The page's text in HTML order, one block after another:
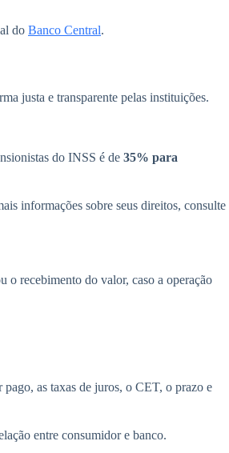
do Banco Central.
justa e transparente pelas instituições.
do INSS é de 35% para
informações sobre seus direitos, consulte
o recebimento do valor, caso a operação
as taxas de juros, o CET, o prazo e
entre consumidor e banco.